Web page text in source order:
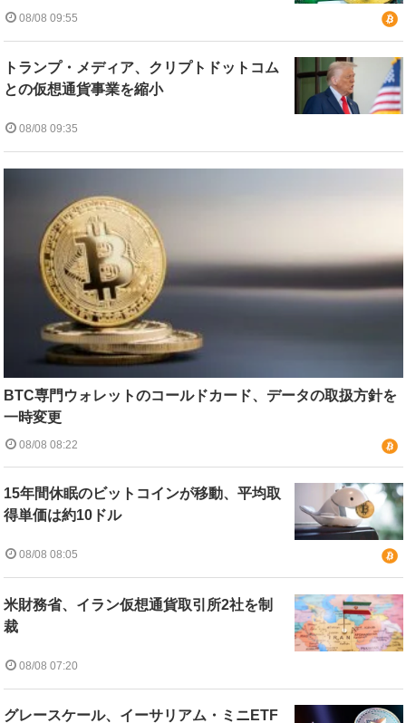
08/08 09:55
トランプ・メディア、クリプトドットコム
との仮想通貨事業を縮小
08/08 09:35
BTC専門ウォレットのコールドカード、データの取扱方針を
一時変更
08/08 08:22
15年間休眠のビットコインが移動、平均取
得単価は約10ドル
08/08 08:05
米財務省、イラン仮想通貨取引所2社を制
裁
08/08 07:20
グレースケール、イーサリアム・ミニETF